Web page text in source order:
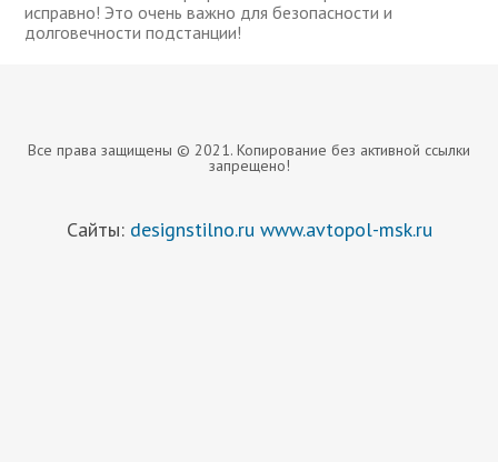
исправно! Это очень важно для безопасности и
долговечности подстанции!
Все права защищены © 2021. Копирование без активной ссылки
запрещено!
Сайты: designstilno.ru www.avtopol-msk.ru